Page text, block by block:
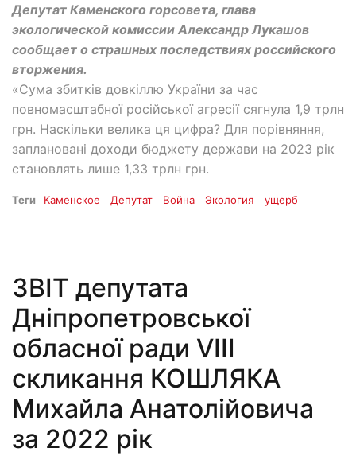
Депутат Каменского горсовета, глава
экологической комиссии Александр Лукашов
сообщает о страшных последствиях российского
вторжения.
«Сума збитків довкіллю України за час
повномасштабної російської агресії сягнула 1,9 трлн
грн. Наскільки велика ця цифра? Для порівняння,
заплановані доходи бюджету держави на 2023 рік
становлять лише 1,33 трлн грн.
Теги Каменское Депутат Война Экология ущерб
ЗВІТ депутата
Дніпропетровської
обласної ради VIII
скликання КОШЛЯКА
Михайла Анатолійовича
за 2022 рік